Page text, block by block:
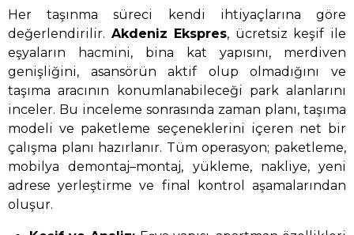
Her taşınma süreci kendi ihtiyaçlarına göre
değerlendirilir. Akdeniz Ekspres, ücretsiz keşif ile
eşyaların hacmini, bina kat yapısını, merdiven
genişliğini, asansörün aktif olup olmadığını ve
taşıma aracının konumlanabileceği park alanlarını
inceler. Bu inceleme sonrasında zaman planı, taşıma
modeli ve paketleme seçeneklerini içeren net bir
çalışma planı hazırlanır. Tüm operasyon; paketleme,
mobilya demontaj–montaj, yükleme, nakliye, yeni
adrese yerleştirme ve final kontrol aşamalarından
oluşur.